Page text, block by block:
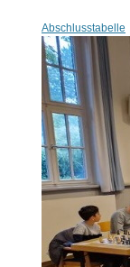
Abschlusstabelle